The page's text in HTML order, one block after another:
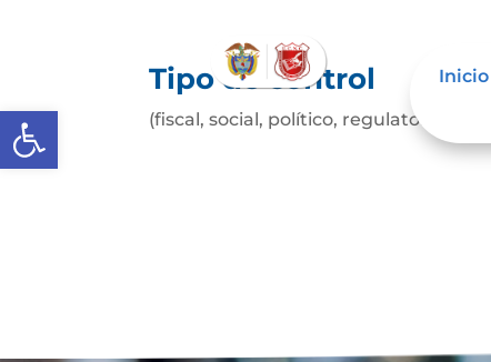
Abrir barra de herramientas
Inicio
Tipo de control
(fiscal, social, político, regulatorio, etc.)